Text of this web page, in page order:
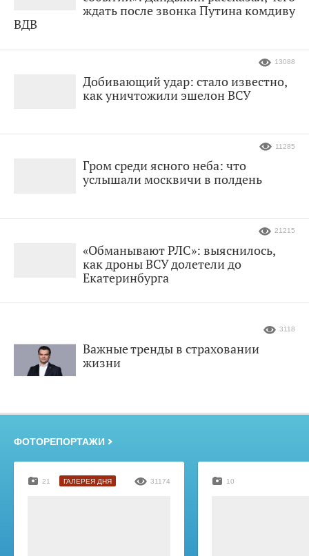
ждать после звонка Путина комдиву
ВДВ
Добивающий удар: стало известно,
как уничтожили эшелон ВСУ
13088
Гром среди ясного неба: что
услышали москвичи в полдень
11285
«Обманывают РЛС»: выяснилось,
как дроны ВСУ долетели до
Екатеринбурга
21215
Важные тренды в страховании
жизни
3118
ФОТОРЕПОРТАЖИ
21 ГАЛЕРЕЯ ДНЯ 31174 10